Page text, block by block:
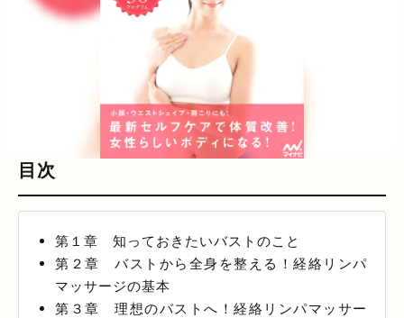
目次
第１章 知っておきたいバストのこと
第２章 バストから全身を整える！経絡リンパ
マッサージの基本
第３章 理想のバストへ！経絡リンパマッサー